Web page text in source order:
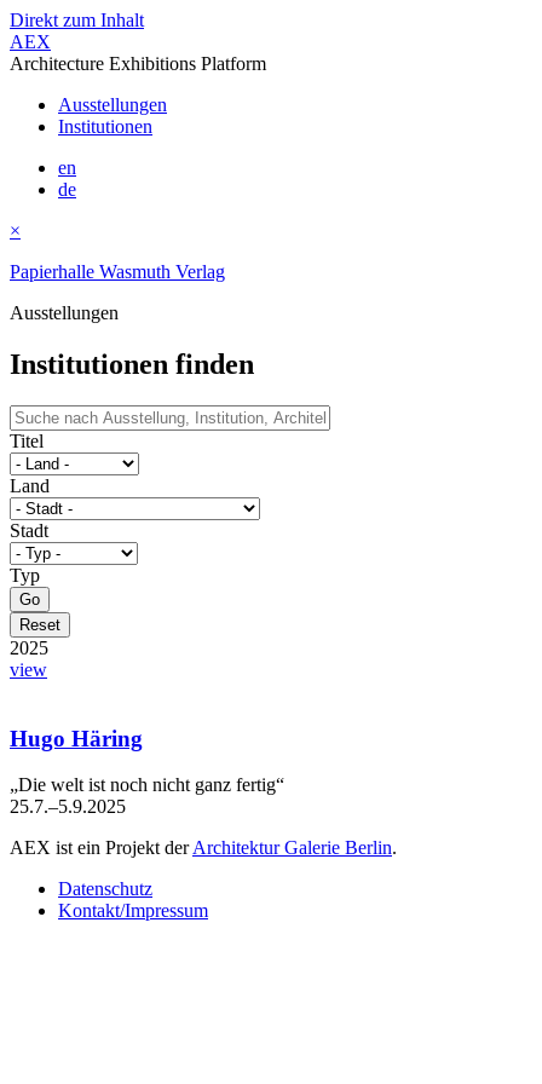
Direkt zum Inhalt
AEX
Architecture Exhibitions Platform
Ausstellungen
Institutionen
en
de
×
Papierhalle Wasmuth Verlag
Ausstellungen
Institutionen finden
Titel
Land
Stadt
Typ
2025
view
Hugo Häring
„Die welt ist noch nicht ganz fertig“
25.7.–5.9.2025
AEX ist ein Projekt derArchitektur Galerie Berlin.
Datenschutz
Kontakt/Impressum